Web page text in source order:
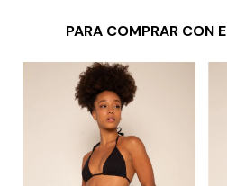
PARA COMPRAR CON